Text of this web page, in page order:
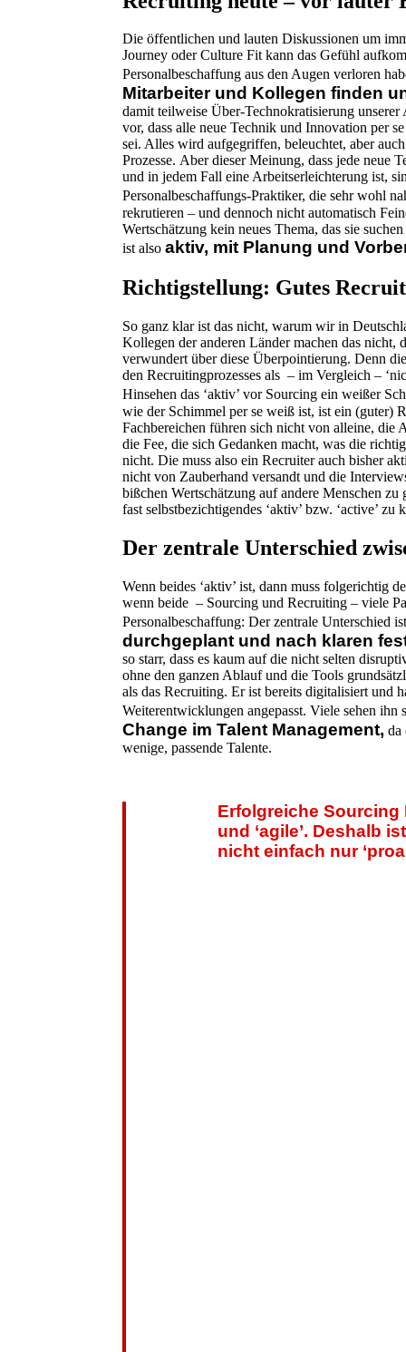
Die öffentlichen und lauten Diskussionen um
Journey oder Culture Fit kann das Gefühl
Personalbeschaffung aus den Augen verloren
Mitarbeiter und Kollegen finden
damit teilweise Über-Technokratisierung
vor, dass alle neue Technik und Innovation per
sei. Alles wird aufgegriffen, beleuchtet, aber
Prozesse. Aber dieser Meinung, dass jede neue
und in jedem Fall eine Arbeitserleichterung ist,
Personalbeschaffungs-Praktiker, die sehr wohl
rekrutieren – und dennoch nicht automatisch
Wertschätzung kein neues Thema, das sie
ist also aktiv, mit Planung und
Richtigstellung: Gutes
So ganz klar ist das nicht, warum wir in
Kollegen der anderen Länder machen das nicht,
verwundert über diese Überpointierung. Denn
den Recruitingprozesses als – im Vergleich –
Hinsehen das ‘aktiv’ vor Sourcing ein weißer
wie der Schimmel per se weiß ist, ist ein (guter)
Fachbereichen führen sich nicht von alleine, die
die Fee, die sich Gedanken macht, was die
nicht. Die muss also ein Recruiter auch bisher
nicht von Zauberhand versandt und die
bißchen Wertschätzung auf andere Menschen
fast selbstbezichtigendes ‘aktiv’ bzw. ‘active’
Der zentrale Unterschied
Wenn beides ‘aktiv’ ist, dann muss folgerichtig
wenn beide – Sourcing und Recruiting – viele
Personalbeschaffung: Der zentrale Unterschied
durchgeplant und nach klaren
so starr, dass es kaum auf die nicht selten
ohne den ganzen Ablauf und die Tools
als das Recruiting. Er ist bereits digitalisiert und
Weiterentwicklungen angepasst. Viele sehen ihn
Change im Talent Management, da
wenige, passende Talente.
Erfolgreiche Sourcing
und ‘agile’. Deshalb
nicht einfach nur